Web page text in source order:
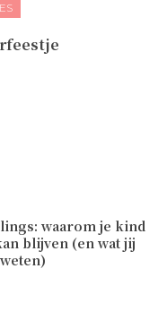
waarom je kind
blijven (en wat jij